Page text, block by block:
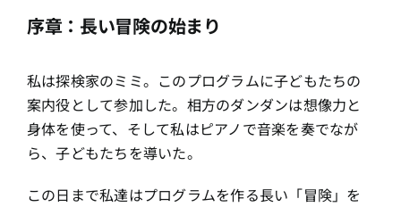
序章：長い冒険の始まり
私は探検家のミミ。このプログラムに子どもたちの
案内役として参加した。相方のダンダンは想像力と
身体を使って、そして私はピアノで音楽を奏でなが
ら、子どもたちを導いた。
この日まで私達はプログラムを作る長い「冒険」を